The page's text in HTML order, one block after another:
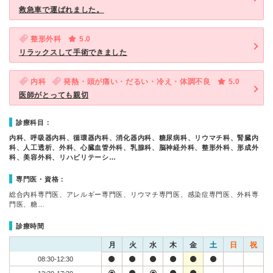
救急車で運ばれました。
整形外科
5.0
リラックスして手術できました
内科 発熱・頭が痛い・だるい・冷え・体調不良
5.0
医師がとっても親切
診療科目：
内科、呼吸器内科、循環器内科、消化器内科、糖尿病科、リウマチ科、腎臓内
科、人工透析、外科、心臓血管外科、乳腺科、脳神経外科、整形外科、形成外
科、美容外科、リハビリテーシ…
専門医・資格：
総合内科専門医、アレルギー専門医、リウマチ専門医、感染症専門医、外科専
門医、糖…
診療時間
月 火 水 木 金 土 日 祝
08:30-12:30